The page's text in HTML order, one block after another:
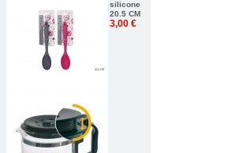
silicone
20.5 CM
3,00 €